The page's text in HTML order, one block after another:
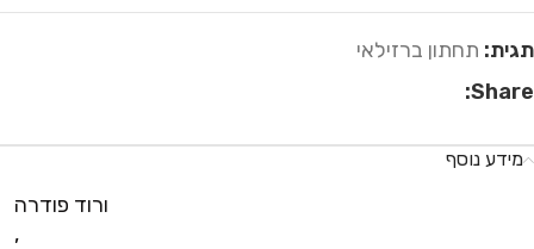
תגית: תחתון ברזילאי
Share:
מידע נוסף
ורוד פודרה
,